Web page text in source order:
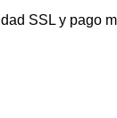
SSL y pago